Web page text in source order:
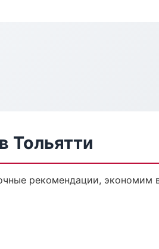
Тольятти
рекомендации,